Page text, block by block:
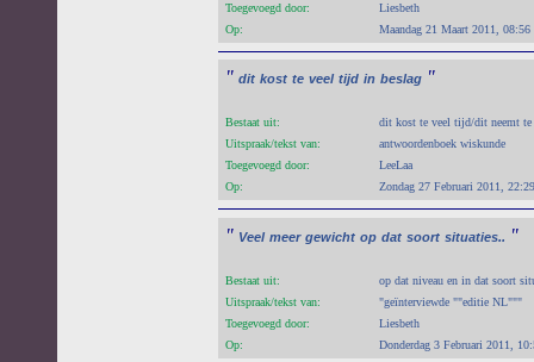
Toegevoegd door:
Liesbeth
Op:
Maandag 21 Maart 2011, 08:56
" dit kost te veel tijd in beslag "
Bestaat uit:
dit kost te veel tijd/dit neemt
Uitspraak/tekst van:
antwoordenboek wiskunde
Toegevoegd door:
LeeLaa
Op:
Zondag 27 Februari 2011, 22:29
" Veel meer gewicht op dat soort situaties.. "
Bestaat uit:
op dat niveau en in dat soort
Uitspraak/tekst van:
"geïnterviewde ""editie NL"""
Toegevoegd door:
Liesbeth
Op:
Donderdag 3 Februari 2011,